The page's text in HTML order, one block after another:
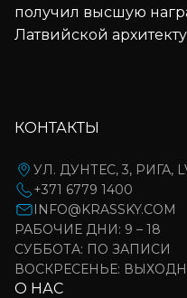
получил высшую
Латвийской
КОНТАКТЫ
УЛ. ДУНТЕС, 3, РИГА,
+371 6779 1400
INFO@KRASSKY.COM
РАБОЧИЕ ДНИ: 9 – 18
СУББОТА: ПО ЗАПИСИ
ВОСКРЕСЕНЬЕ:
О НАС